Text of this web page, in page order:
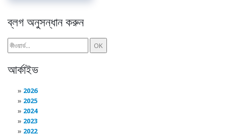
ব্লগ অনুসন্ধান করুন
আর্কাইভ
2026
2025
2024
2023
2022